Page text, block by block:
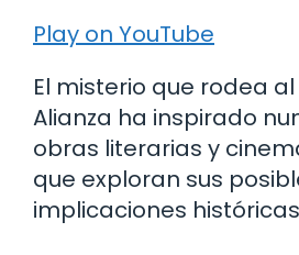
Play on YouTube
El misterio que rodea
Alianza ha inspirado
obras literarias y
que exploran sus
implicaciones